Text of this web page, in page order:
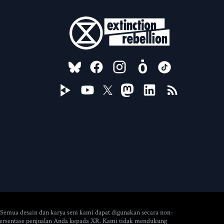
FOLLOW US ON
desain dan karya seni kami dapat digunakan secara non-
penjualan Anda kepada XR. Kami tidak mendukung